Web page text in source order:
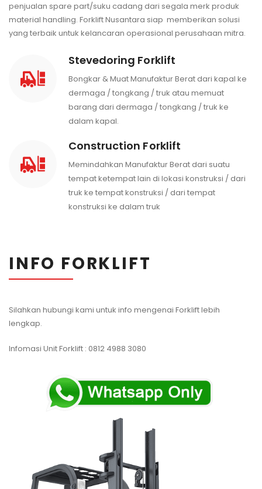
penjualan spare part/suku cadang dari segala merk produk
material handling. Forklift Nusantara siap memberikan solusi
yang terbaik untuk kelancaran operasional perusahaan mitra.
Stevedoring Forklift
Bongkar & Muat Manufaktur Berat dari kapal ke
dermaga / tongkang / truk atau memuat
barang dari dermaga / tongkang / truk ke
dalam kapal.
Construction Forklift
Memindahkan Manufaktur Berat dari suatu
tempat ketempat lain di lokasi konstruksi / dari
truk ke tempat konstruksi / dari tempat
konstruksi ke dalam truk
INFO FORKLIFT
Silahkan hubungi kami untuk info mengenai Forklift lebih
lengkap.
Infomasi Unit Forklift : 0812 4988 3080